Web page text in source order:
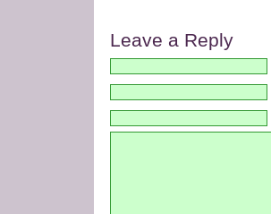
Leave a Reply